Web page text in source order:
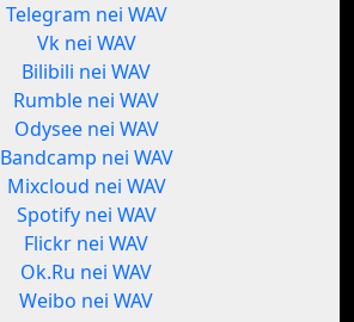
Telegram nei WAV
Vk nei WAV
Bilibili nei WAV
Rumble nei WAV
Odysee nei WAV
Bandcamp nei WAV
Mixcloud nei WAV
Spotify nei WAV
Flickr nei WAV
Ok.Ru nei WAV
Weibo nei WAV